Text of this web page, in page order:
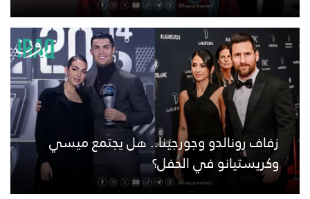
زفاف رونالدو وجورجينا.. هل يجتمع ميسي
وكريستيانو في الحفل؟